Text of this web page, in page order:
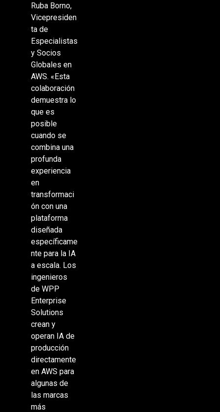
Ruba Borno,
Vicepresiden
ta de
Especialistas
y Socios
Globales en
AWS. «Esta
colaboración
demuestra lo
que es
posible
cuando se
combina una
profunda
experiencia
en
transformaci
ón con una
plataforma
diseñada
específicame
nte para la IA
a escala. Los
ingenieros
de WPP
Enterprise
Solutions
crean y
operan IA de
producción
directamente
en AWS para
algunas de
las marcas
más